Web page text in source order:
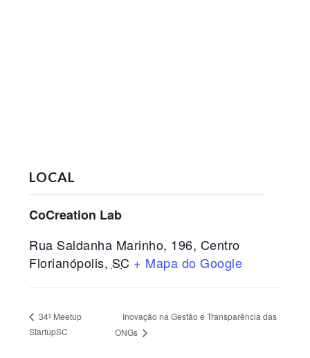
LOCAL
CoCreation Lab
Rua Saldanha Marinho, 196, Centro
Florianópolis, SC + Mapa do Google
34º Meetup
StartupSC
Inovação na Gestão e Transparência das
ONGs